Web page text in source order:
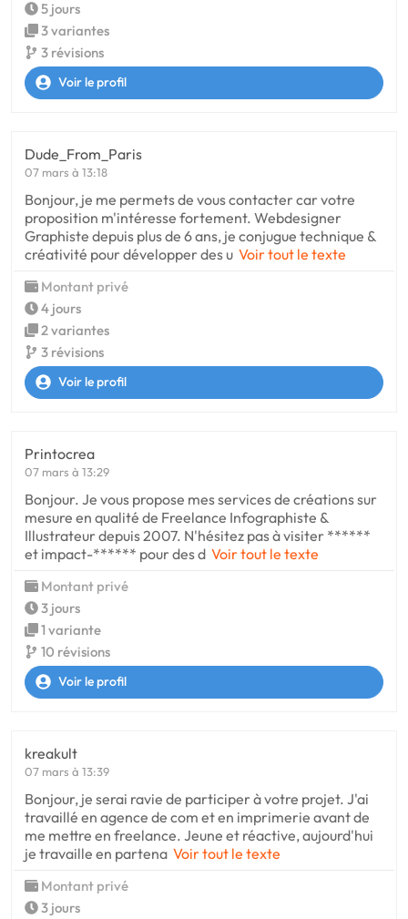
5 jours
3 variantes
3 révisions
Voir le profil
Dude_From_Paris
07 mars à 13:18
Bonjour, je me permets de vous contacter car votre
proposition m'intéresse fortement. Webdesigner
Graphiste depuis plus de 6 ans, je conjugue technique &
créativité pour développer des u Voir tout le texte
Montant privé
4 jours
2 variantes
3 révisions
Voir le profil
Printocrea
07 mars à 13:29
Bonjour. Je vous propose mes services de créations sur
mesure en qualité de Freelance Infographiste &
Illustrateur depuis 2007. N'hésitez pas à visiter ******
et impact-****** pour des d Voir tout le texte
Montant privé
3 jours
1 variante
10 révisions
Voir le profil
kreakult
07 mars à 13:39
Bonjour, je serai ravie de participer à votre projet. J'ai
travaillé en agence de com et en imprimerie avant de
me mettre en freelance. Jeune et réactive, aujourd'hui
je travaille en partena Voir tout le texte
Montant privé
3 jours